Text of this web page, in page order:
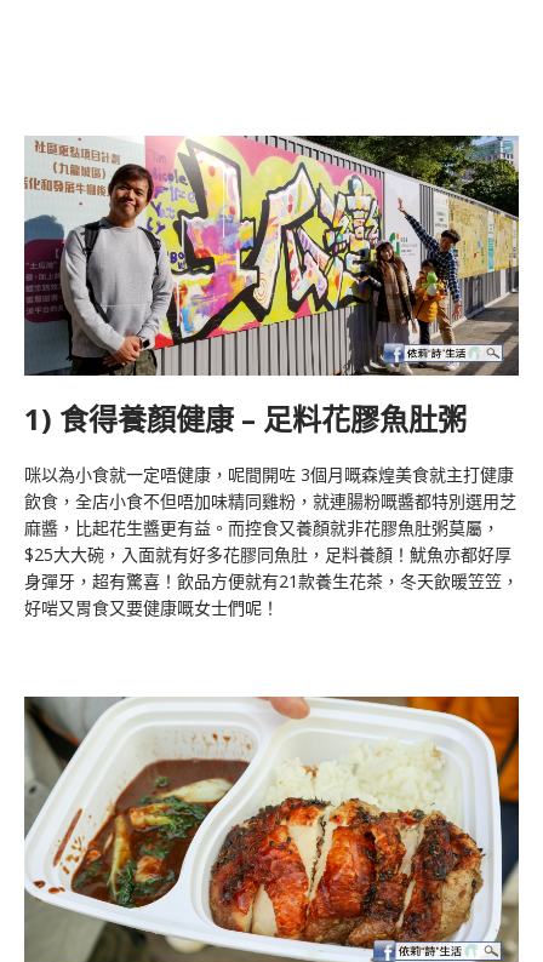
1) 食得養顏健康 – 足料花膠魚肚粥
咪以為小食就一定唔健康，呢間開咗 3個月嘅森煌美食就主打健康
飲食，全店小食不但唔加味精同雞粉，就連腸粉嘅醬都特別選用芝
麻醬，比起花生醬更有益。而控食又養顏就非花膠魚肚粥莫屬，
$25大大碗，入面就有好多花膠同魚肚，足料養顏！魷魚亦都好厚
身彈牙，超有驚喜！飲品方便就有21款養生花茶，冬天飲暖笠笠，
好啱又胃食又要健康嘅女士們呢！